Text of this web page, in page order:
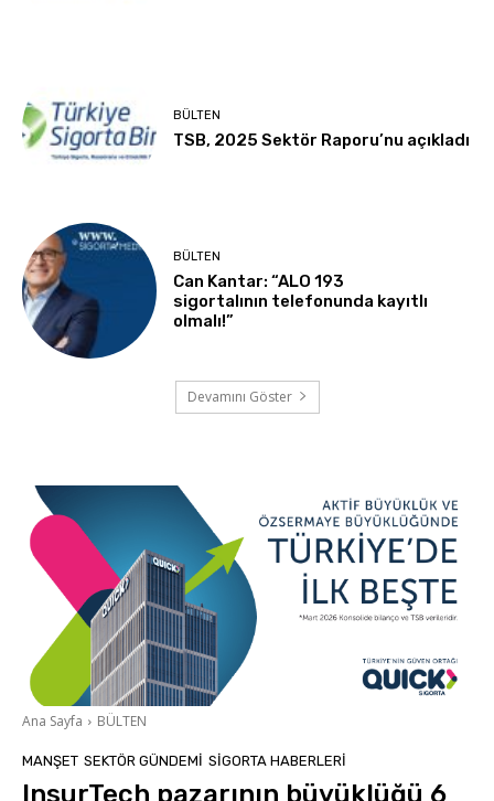
BÜLTEN
TSB, 2025 Sektör Raporu’nu açıkladı
BÜLTEN
Can Kantar: “ALO 193
sigortalının telefonunda kayıtlı
olmalı!”
Devamını Göster